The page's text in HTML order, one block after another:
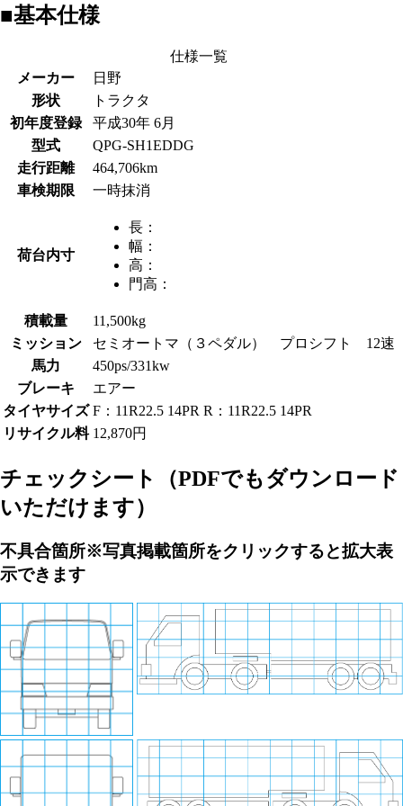
■基本仕様
仕様一覧
メーカー
日野
形状
トラクタ
初年度登録
平成30年 6月
型式
QPG-SH1EDDG
走行距離
464,706km
車検期限
一時抹消
荷台内寸
長：
幅：
高：
門高：
積載量
11,500kg
ミッション
セミオートマ（３ペダル） プロシフト 12速
馬力
450ps/331kw
ブレーキ
エアー
タイヤサイズ F：11R22.5 14PR R：11R22.5 14PR
リサイクル料 12,870円
チェックシート
（PDFでもダウンロード
いただけます）
不具合箇所※写真掲載箇所をクリックすると拡大表
示できます